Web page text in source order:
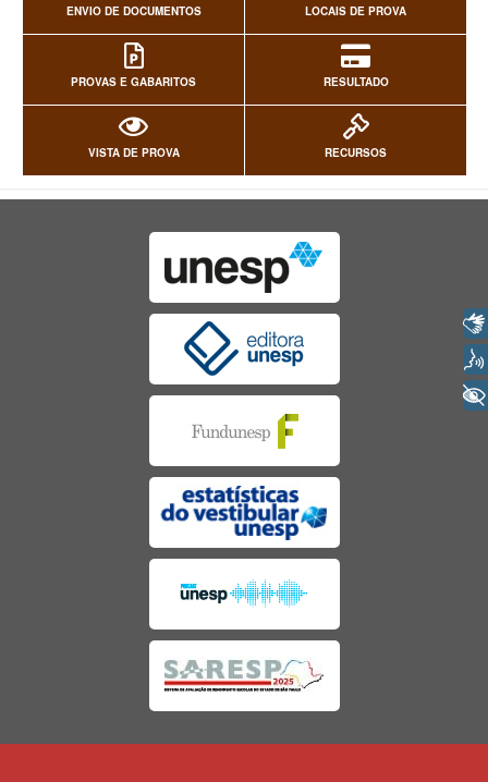
ENVIO DE DOCUMENTOS LOCAIS DE PROVA
PROVAS E GABARITOS RESULTADO
VISTA DE PROVA RECURSOS
+ Acessibilidade